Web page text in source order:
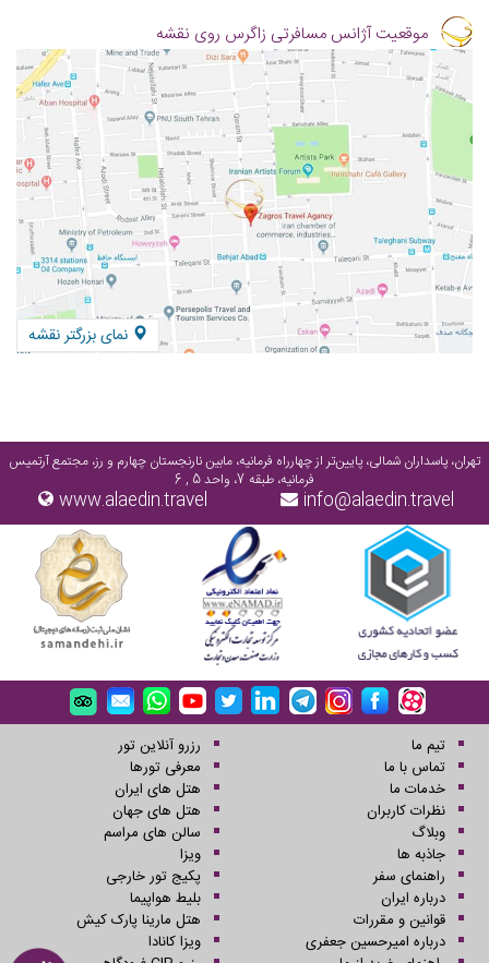
موقعیت آژانس مسافرتی زاگرس روی نقشه
نمای بزرگتر نقشه
تهران، پاسداران شمالی، پایین‌تر از چهارراه فرمانیه، مابین نارنجستان چهارم و رز، مجتمع آرتمیس
فرمانیه، طبقه 7، واحد 5 , 6
info@alaedin.travel
www.alaedin.travel
تیم ما
تماس با ما
خدمات ما
نظرات کاربران
وبلاگ
جاذبه ها
راهنمای سفر
درباره ایران
قوانین و مقررات
درباره امیرحسین جعفری
رزرو آنلاین تور
معرفی تورها
هتل های ایران
هتل های جهان
سالن های مراسم
ویزا
پکیج تور خارجی
بلیط هواپیما
هتل مارینا پارک کیش
ویزا کانادا